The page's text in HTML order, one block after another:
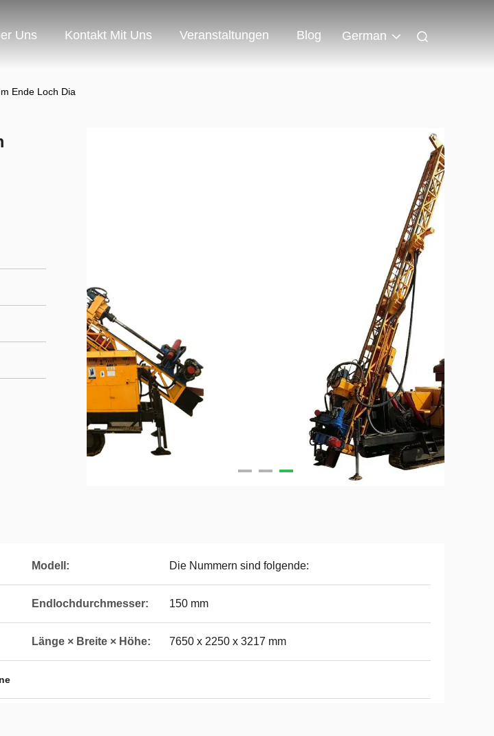
Uns Kontakt Mit Uns Veranstaltungen Blog German
Ende Loch Dia
Modell: Die Nummern sind folgende:
Endlochdurchmesser: 150 mm
Länge × Breite × Höhe: 7650 x 2250 x 3217 mm